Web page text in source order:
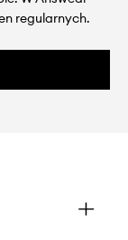
regularnych.